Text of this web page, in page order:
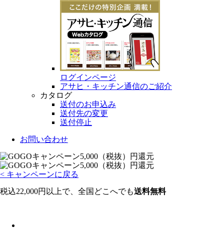
ログインページ
アサヒ・キッチン通信のご紹介
カタログ
送付のお申込み
送付先の変更
送付停止
お問い合わせ
< キャンペーンに戻る
税込22,000円以上で、全国どこへでも送料無料